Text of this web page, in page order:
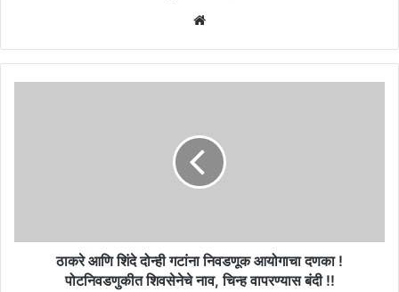
!
पोटनिवडणुकीतठाकरे आणि शिंदे दोन्ही गटांना निवडणूक आयोगाचा दणका !
पोटनिवडणुकीत शिवसेनेचे नाव, चिन्ह वापरण्यास बंदी !!